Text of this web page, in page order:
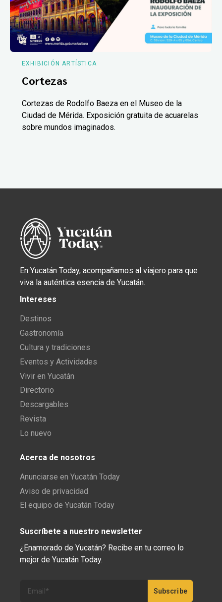
EXHIBICIÓN ARTÍSTICA
Cortezas
Cortezas de Rodolfo Baeza en el Museo de la
Ciudad de Mérida. Exposición gratuita de acuarelas
sobre mundos imaginados.
En Yucatán Today, acompañamos al viajero para que
viva la auténtica esencia de Yucatán.
Intereses
Destinos
Gastronomía
Cultura y tradiciones
Eventos y Actividades
Vivir en Yucatán
Directorio
Descargables
Revista
Lo nuevo
Acerca de nosotros
Anunciarse en Yucatán Today
Aviso de privacidad
El equipo de Yucatán Today
Suscríbete a nuestro newsletter
¿Enamorado de Yucatán? Recibe en tu correo lo
mejor de Yucatán Today.